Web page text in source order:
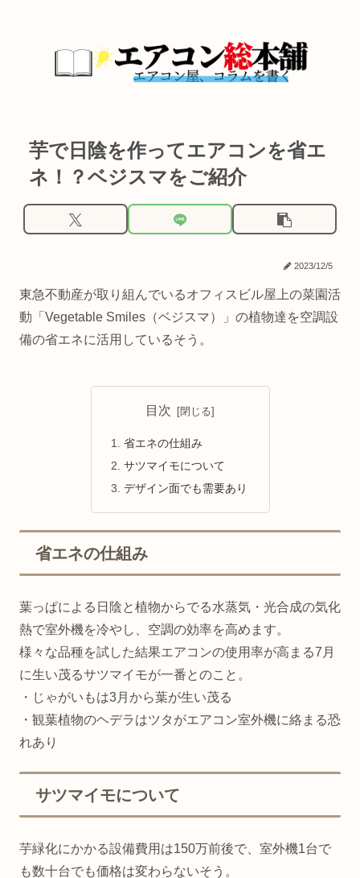
芋で日陰を作ってエアコンを省エ
ネ！？ベジスマをご紹介
2023/12/5
東急不動産が取り組んでいるオフィスビル屋上の菜園活
動「Vegetable Smiles（ベジスマ）」の植物達を空調設
備の省エネに活用しているそう。
目次
省エネの仕組み
サツマイモについて
デザイン面でも需要あり
省エネの仕組み
葉っぱによる日陰と植物からでる水蒸気・光合成の気化
熱で室外機を冷やし、空調の効率を高めます。
様々な品種を試した結果エアコンの使用率が高まる7月
に生い茂るサツマイモが一番とのこと。
・じゃがいもは3月から葉が生い茂る
・観葉植物のヘデラはツタがエアコン室外機に絡まる恐
れあり
サツマイモについて
芋緑化にかかる設備費用は150万前後で、室外機1台で
も数十台でも価格は変わらないそう。